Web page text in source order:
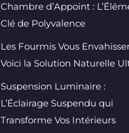
Chambre d’Appoint :
Clé de Polyvalence
Les Fourmis Vous
Voici la Solution Naturelle
Suspension Luminaire :
L’Éclairage Suspendu qui
Transforme Vos Intérieurs